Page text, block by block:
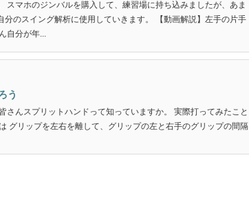
スマホのジンバルを購入して、練習場に持ち込みましたが、あま
分のスイング解析に使用していきます。 【動画解説】左手の片手
自分が年...
う
さんスプリットハンドって知っていますか。 実際打ってみたこと
グリップを左右を離して、グリップの左と右手のグリップの間隔